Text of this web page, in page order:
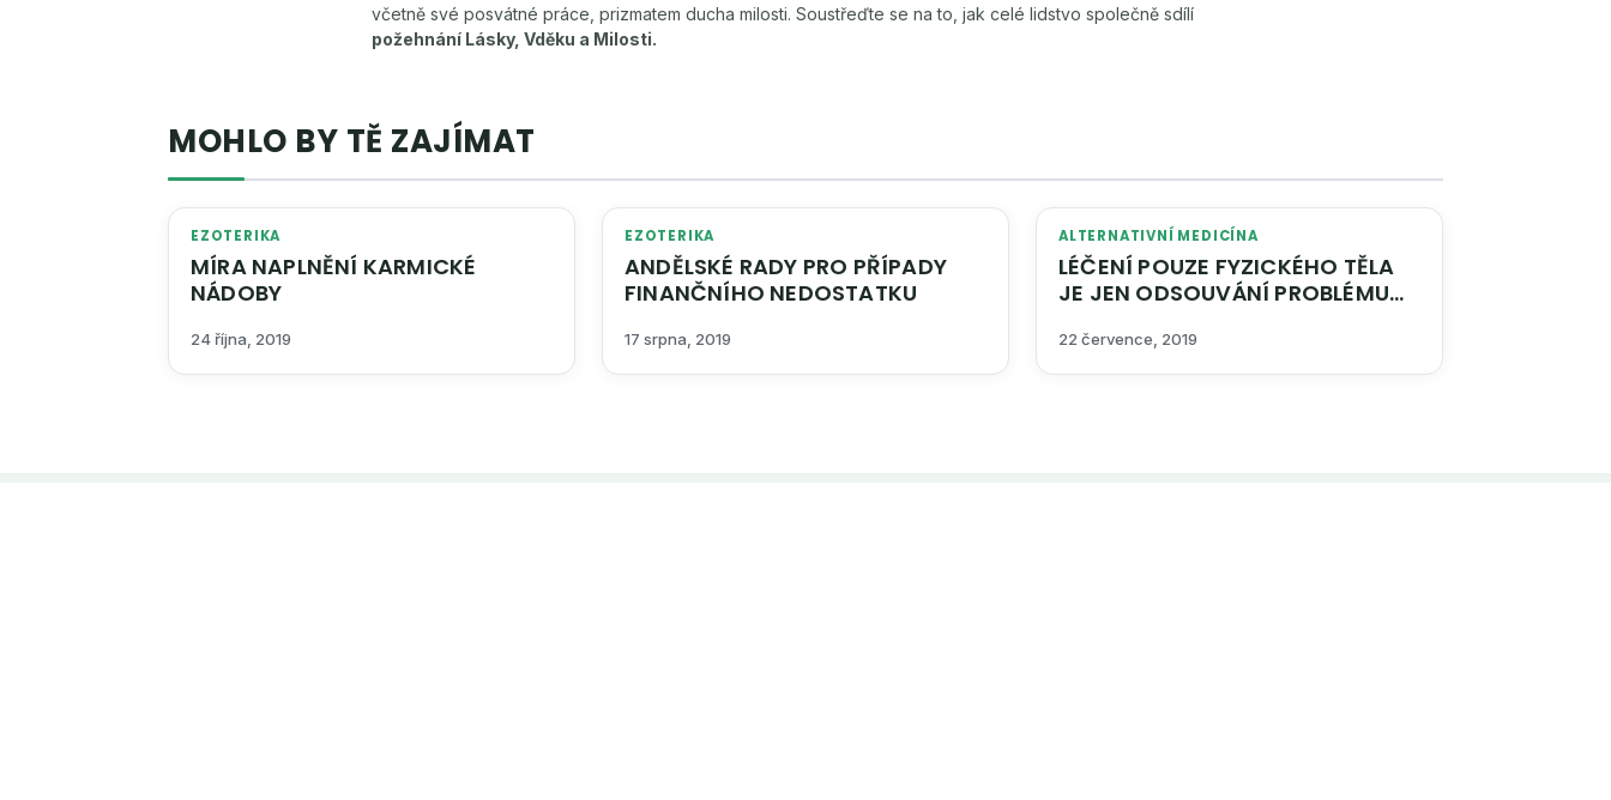
včetně své posvátné práce, prizmatem ducha milosti. Soustřeďte se na to, jak celé lidstvo společně sdílí
požehnání Lásky, Vděku a Milosti.
MOHLO BY TĚ ZAJÍMAT
EZOTERIKA
MÍRA NAPLNĚNÍ KARMICKÉ
NÁDOBY
24 října, 2019
EZOTERIKA
ANDĚLSKÉ RADY PRO PŘÍPADY
FINANČNÍHO NEDOSTATKU
17 srpna, 2019
ALTERNATIVNÍ MEDICÍNA
LÉČENÍ POUZE FYZICKÉHO TĚLA
JE JEN ODSOUVÁNÍ PROBLÉMU
22 července, 2019